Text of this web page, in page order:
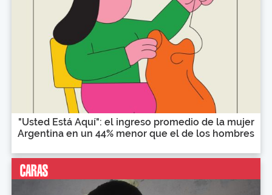
"Usted Está Aquí": el ingreso promedio de la mujer
Argentina en un 44% menor que el de los hombres